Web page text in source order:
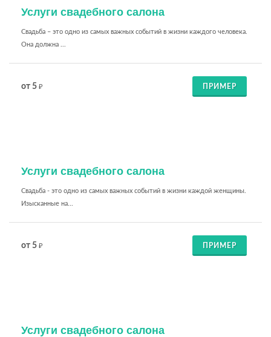
Услуги свадебного салона
Свадьба – это одно из самых важных событий в жизни каждого человека.
Она должна ...
от 5 ₽ ПРИМЕР
Услуги свадебного салона
Свадьба - это одно из самых важных событий в жизни каждой женщины.
Изысканные на...
от 5 ₽ ПРИМЕР
Услуги свадебного салона